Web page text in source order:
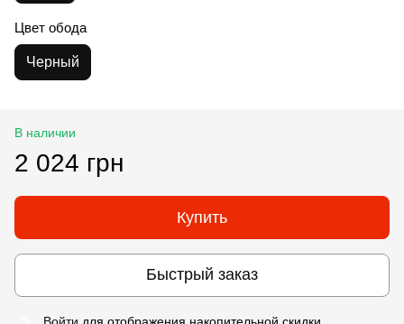
Цвет обода
Черный
В наличии
2 024 грн
Купить
Быстрый заказ
Войти для отображения накопительной скидки